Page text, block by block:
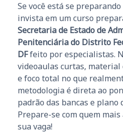
Se você está se
invista em um curso
Secretaria de Estado de
Penitenciária do Distrito
DFfeito por especialistas.
videoaulas curtas,
e foco total no que
metodologia é direta ao
padrão das bancas e plano
Prepare-se com quem
sua vaga!